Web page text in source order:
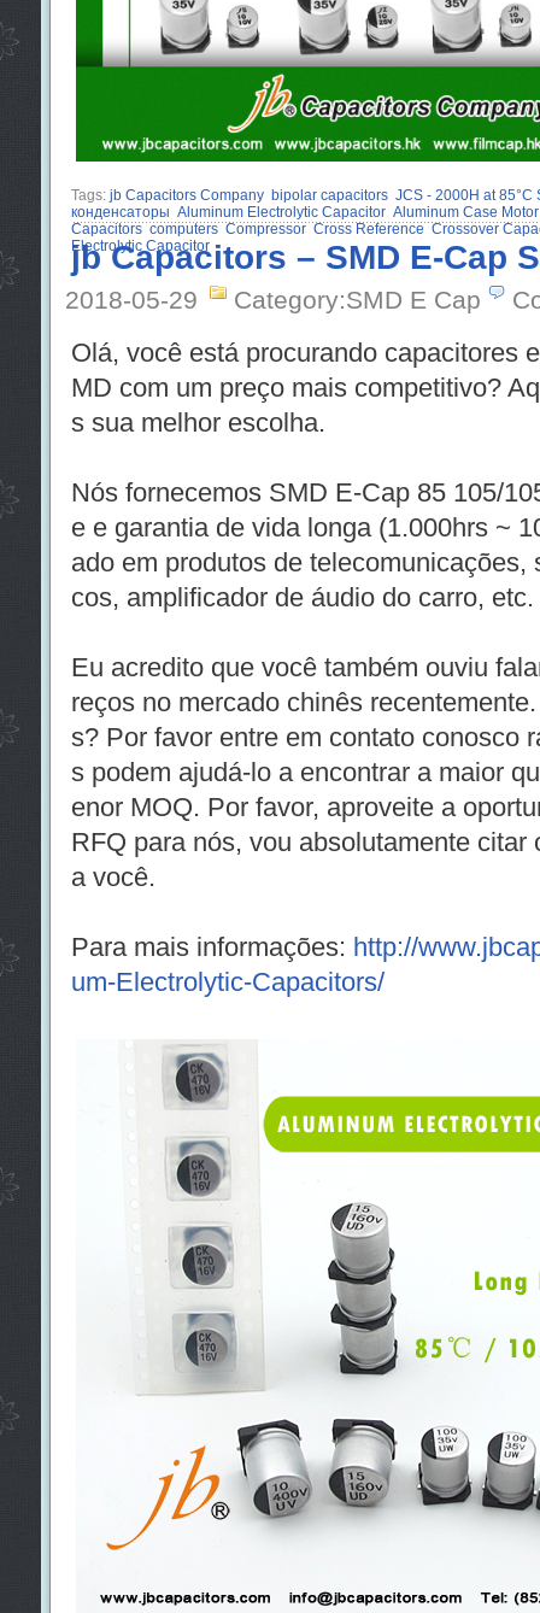
Tags: jb Capacitors Company bipolar capacitors JCS - 2000H at
конденсаторы Aluminum Electrolytic Capacitor Aluminum Case
Capacitors computers Compressor Cross Reference Crossover
Electrolytic Capacitor
jb Capacitors – SMD E-Cap
2018-05-29 Category:SMD E Cap
Olá, você está procurando capacitores
MD com um preço mais competitivo?
s sua melhor escolha.
Nós fornecemos SMD E-Cap 85 105/
e e garantia de vida longa (1.000hrs ~
ado em produtos de telecomunicações,
cos, amplificador de áudio do carro, etc.
Eu acredito que você também ouviu
reços no mercado chinês
s? Por favor entre em contato conosco
s podem ajudá-lo a encontrar a maior
enor MOQ. Por favor, aproveite a
RFQ para nós, vou absolutamente citar
a você.
Para mais informações: http://
um-Electrolytic-Capacitors/